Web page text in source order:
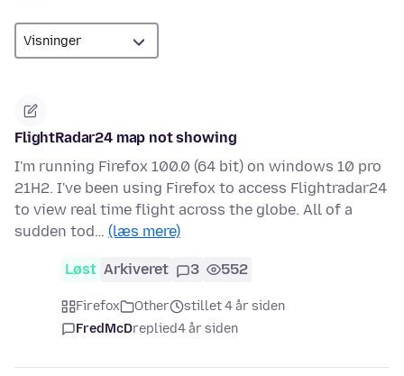
FlightRadar24 map not showing
I'm running Firefox 100.0 (64 bit) on windows 10 pro
21H2. I've been using Firefox to access Flightradar24
to view real time flight across the globe. All of a
sudden tod… (læs mere)
Løst Arkiveret 3 552
Firefox Other
stillet 4 år siden
FredMcDreplied4 år siden